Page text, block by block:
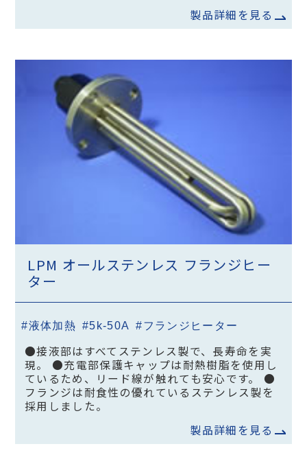
製品詳細を見る
LPM オールステンレス フランジヒー
ター
#液体加熱 #5k-50A #フランジヒーター
●接液部はすべてステンレス製で、長寿命を実
現。 ●充電部保護キャップは耐熱樹脂を使用し
ているため、リード線が触れても安心です。 ●
フランジは耐食性の優れているステンレス製を
採用しました。
製品詳細を見る